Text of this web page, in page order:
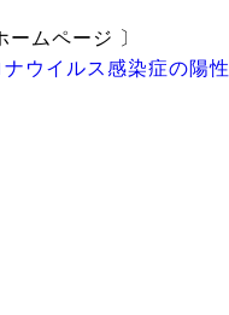
ームページ 〕
ナウイルス感染症の陽